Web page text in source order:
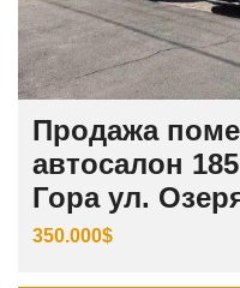
Продажа
автосалон
Гора ул.
350.000$